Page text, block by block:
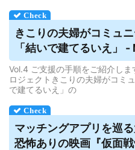
きこりの夫婦がコミュ
「結いで建てるいえ」
Vol.4 ご支援の手順をご紹介しま
ロジェクトきこりの夫婦がコミ
で建てるいえ」の
マッチングアプリを巡
恐怖ありの映画『仮面